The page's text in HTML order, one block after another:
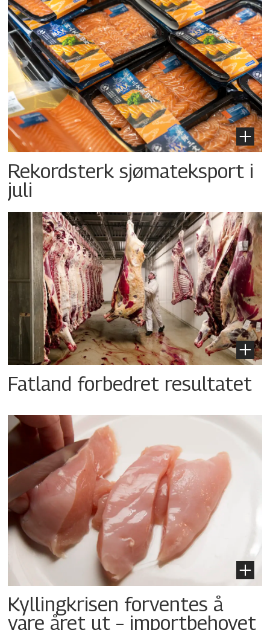
Rekordsterk sjømateksport i
juli
Fatland forbedret resultatet
Kyllingkrisen forventes å
vare året ut – importbehovet